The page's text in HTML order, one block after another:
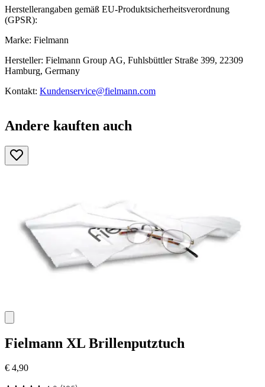
Herstellerangaben gemäß EU-Produktsicherheitsverordnung
(GPSR):
Marke: Fielmann
Hersteller: Fielmann Group AG, Fuhlsbüttler Straße 399, 22309
Hamburg, Germany
Kontakt: Kundenservice@fielmann.com
Andere kauften auch
Fielmann XL Brillenputztuch
€ 4,90